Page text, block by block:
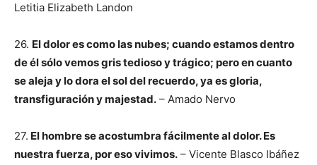
Letitia Elizabeth Landon
26. El dolor es como las nubes; cuando estamos dentro
de él sólo vemos gris tedioso y trágico; pero en cuanto
se aleja y lo dora el sol del recuerdo, ya es gloria,
transfiguración y majestad. – Amado Nervo
27. El hombre se acostumbra fácilmente al dolor. Es
nuestra fuerza, por eso vivimos. – Vicente Blasco Ibáñez